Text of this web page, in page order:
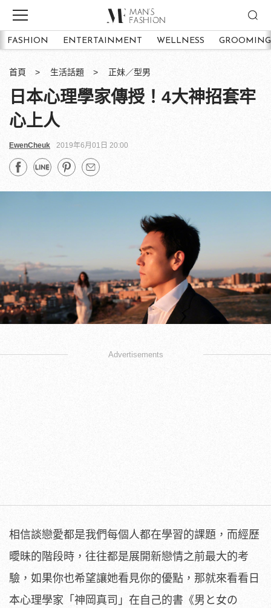
FASHION ENTERTAINMENT WELLNESS GROOMING
首頁 生活話題 正妹／型男
日本心理學家傳授！4大神招套牢
心上人
EwenCheuk 2019年6月01日 20:00
Advertisements
相信談戀愛都是我們每個人都在學習的課題，而經歷
曖昧的階段時，往往都是展開新戀情之前最大的考
驗，如果你也希望讓她看見你的優點，那就來看看日
本心理學家「神岡真司」在自己的書《男と女の